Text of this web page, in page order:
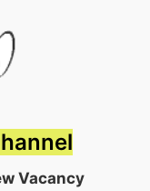
Vacancy